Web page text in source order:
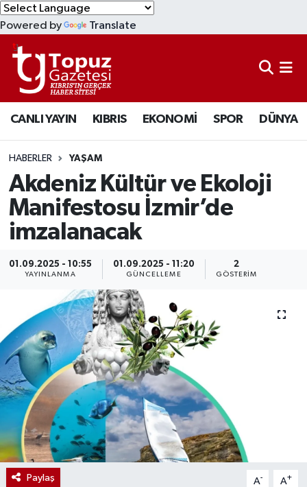
Powered by Translate
CANLI YAYIN KIBRIS EKONOMİ SPOR DÜNYA
HABERLER YAŞAM
Akdeniz Kültür ve Ekoloji
Manifestosu İzmir’de
imzalanacak
01.09.2025 - 10:55
YAYINLANMA
01.09.2025 - 11:20
GÜNCELLEME
2
GÖSTERIM
Paylaş A- A+
KIBRIS
DÜNYA
EKONOMİ
MAGAZİN
SAĞLIK
SPOR
TEKNOLOJİ
TÜRKİYE
Lefkoşa Nöbetçi Eczaneler
Lefkoşa Hava Durumu
Lefkoşa Trafik Yoğunluk Haritası
Süper Lig Puan Durumu ve Fikstür
Tüm Manşetler
Son Dakika Haberleri
Haber Arşivi